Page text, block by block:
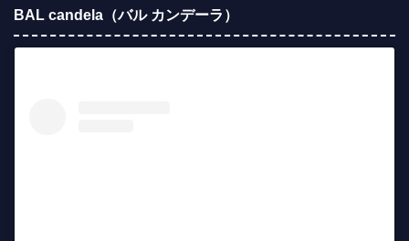
BAL candela（バル カンデーラ）